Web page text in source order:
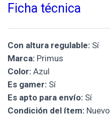
Ficha técnica
Con altura regulable: Sí
Marca: Primus
Color: Azul
Es gamer: Sí
Es apto para envío: Sí
Condición del ítem: Nuevo